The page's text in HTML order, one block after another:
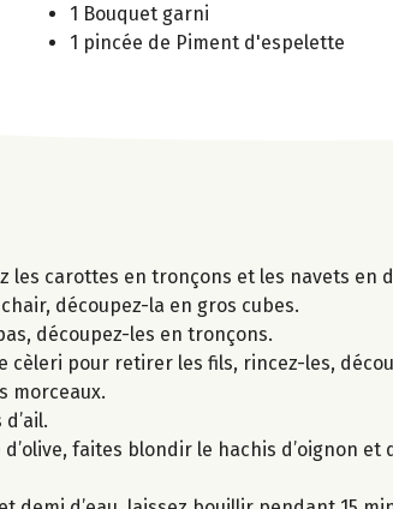
1 Bouquet garni
1 pincée de Piment d'espelette
les carottes en tronçons et les navets en
découpez-la en gros cubes.
découpez-les en tronçons.
cèleri pour retirer les fils, rincez-les,
morceaux.
faites blondir le hachis d’oignon et